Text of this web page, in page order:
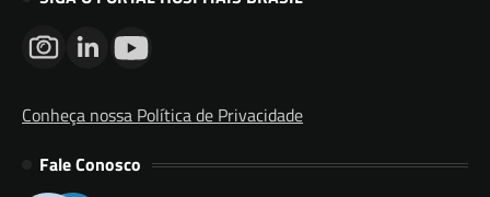
Conheça nossa Política de Privacidade
Fale Conosco